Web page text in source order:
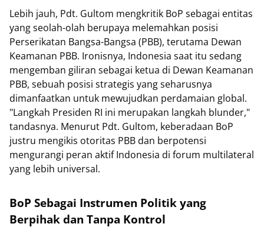
Lebih jauh, Pdt. Gultom mengkritik BoP sebagai entitas
yang seolah-olah berupaya melemahkan posisi
Perserikatan Bangsa-Bangsa (PBB), terutama Dewan
Keamanan PBB. Ironisnya, Indonesia saat itu sedang
mengemban giliran sebagai ketua di Dewan Keamanan
PBB, sebuah posisi strategis yang seharusnya
dimanfaatkan untuk mewujudkan perdamaian global.
"Langkah Presiden RI ini merupakan langkah blunder,"
tandasnya. Menurut Pdt. Gultom, keberadaan BoP
justru mengikis otoritas PBB dan berpotensi
mengurangi peran aktif Indonesia di forum multilateral
yang lebih universal.
BoP Sebagai Instrumen Politik yang
Berpihak dan Tanpa Kontrol